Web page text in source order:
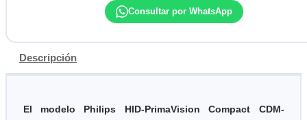
Consultar por WhatsApp
Descripción
El modelo Philips HID-PrimaVision Compact CDM-